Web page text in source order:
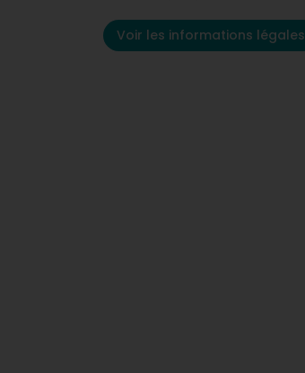
Voir les informations légales